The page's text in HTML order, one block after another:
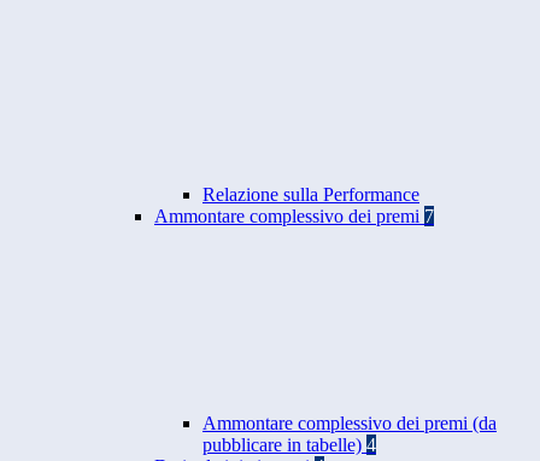
Relazione sulla Performance
Ammontare complessivo dei premi 7
Ammontare complessivo dei premi (da
pubblicare in tabelle) 4